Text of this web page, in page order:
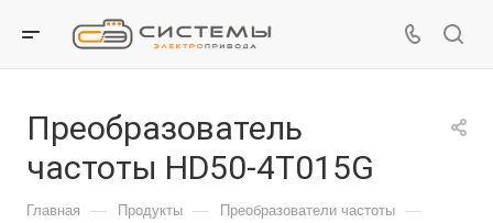
Преобразователь
частоты HD50-4T015G
Главная — Продукты — Преобразователи частоты —